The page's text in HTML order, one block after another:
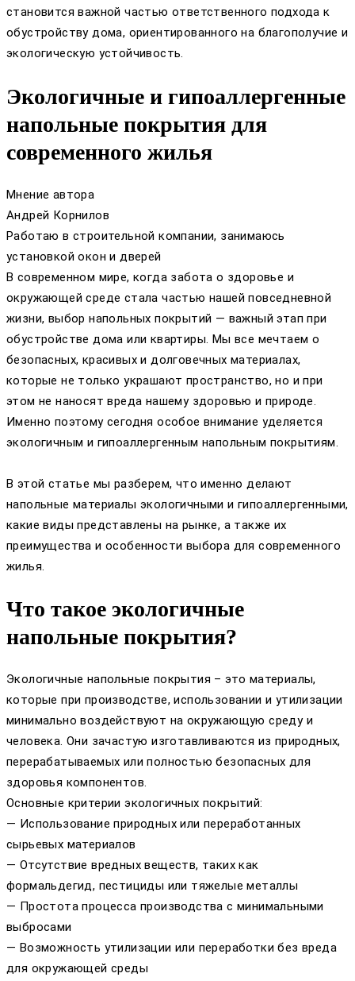
становится важной частью ответственного подхода к
обустройству дома, ориентированного на благополучие и
экологическую устойчивость.
Экологичные и гипоаллергенные
напольные покрытия для
современного жилья
Мнение автора
Андрей Корнилов
Работаю в строительной компании, занимаюсь
установкой окон и дверей
В современном мире, когда забота о здоровье и
окружающей среде стала частью нашей повседневной
жизни, выбор напольных покрытий — важный этап при
обустройстве дома или квартиры. Мы все мечтаем о
безопасных, красивых и долговечных материалах,
которые не только украшают пространство, но и при
этом не наносят вреда нашему здоровью и природе.
Именно поэтому сегодня особое внимание уделяется
экологичным и гипоаллергенным напольным покрытиям.
В этой статье мы разберем, что именно делают
напольные материалы экологичными и гипоаллергенными,
какие виды представлены на рынке, а также их
преимущества и особенности выбора для современного
жилья.
Что такое экологичные
напольные покрытия?
Экологичные напольные покрытия – это материалы,
которые при производстве, использовании и утилизации
минимально воздействуют на окружающую среду и
человека. Они зачастую изготавливаются из природных,
перерабатываемых или полностью безопасных для
здоровья компонентов.
Основные критерии экологичных покрытий:
— Использование природных или переработанных
сырьевых материалов
— Отсутствие вредных веществ, таких как
формальдегид, пестициды или тяжелые металлы
— Простота процесса производства с минимальными
выбросами
— Возможность утилизации или переработки без вреда
для окружающей среды